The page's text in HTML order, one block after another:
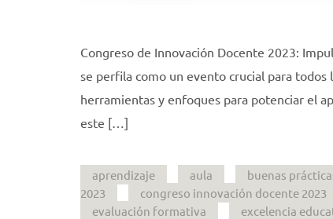
Congreso de Innovación Docente 2023:
se perfila como un evento crucial para
herramientas y enfoques para potenciar el
este […]
aprendizaje aula buenas
2023
congreso innovación docente 2023
evaluación formativa
excelencia